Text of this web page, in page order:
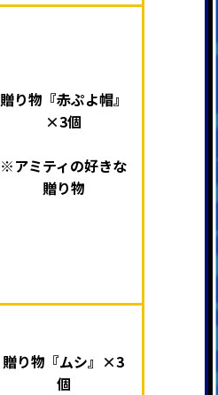
贈り物『赤ぷよ帽』
×3個
※アミティの好きな
贈り物
贈り物『ムシ』×3
個